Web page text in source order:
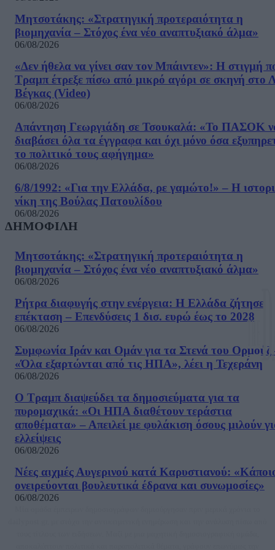
Μητσοτάκης: «Στρατηγική προτεραιότητα η
βιομηχανία – Στόχος ένα νέο αναπτυξιακό άλμα»
06/08/2026
«Δεν ήθελα να γίνει σαν τον Μπάιντεν»: Η στιγμή
Τραμπ έτρεξε πίσω από μικρό αγόρι σε σκηνή στο
Βέγκας (Video)
06/08/2026
Απάντηση Γεωργιάδη σε Τσουκαλά: «Το ΠΑΣΟΚ
διαβάσει όλα τα έγγραφα και όχι μόνο όσα
το πολιτικό τους αφήγημα»
06/08/2026
6/8/1992: «Για την Ελλάδα, ρε γαμώτο!» – Η
νίκη της Βούλας Πατουλίδου
06/08/2026
ΔΗΜΟΦΙΛΗ
Μητσοτάκης: «Στρατηγική προτεραιότητα η
βιομηχανία – Στόχος ένα νέο αναπτυξιακό άλμα»
06/08/2026
Ρήτρα διαφυγής στην ενέργεια: Η Ελλάδα ζήτησε
επέκταση – Επενδύσεις 1 δισ. ευρώ έως το 2028
06/08/2026
Συμφωνία Ιράν και Ομάν για τα Στενά του Ορμούζ
«Όλα εξαρτώνται από τις ΗΠΑ», λέει η Τεχεράνη
06/08/2026
Ο Τραμπ διαψεύδει τα δημοσιεύματα για τα
πυρομαχικά: «Οι ΗΠΑ διαθέτουν τεράστια
αποθέματα» – Απειλεί με φυλάκιση όσους μιλούν
ελλείψεις
06/08/2026
Νέες αιχμές Αυγερινού κατά Καρυστιανού:
ονειρεύονται βουλευτικά έδρανα και συνωμοσίες»
06/08/2026